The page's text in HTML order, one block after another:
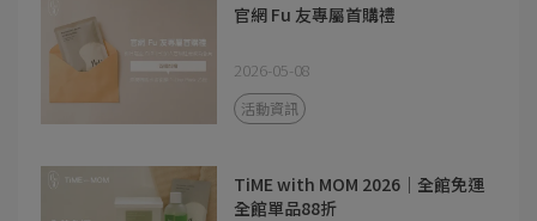
官網 Fu 友專屬首購禮
2026-05-08
活動資訊
TiME with MOM 2026｜全館免運
全館單品88折